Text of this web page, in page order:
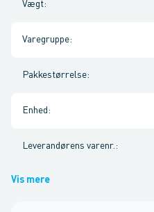
Vægt:
Varegruppe:
Pakkestørrelse:
Enhed :
Leverandørens varenr. :
Vis mere